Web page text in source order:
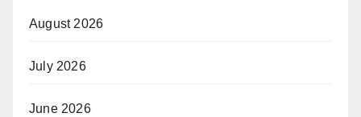
August 2026
July 2026
June 2026